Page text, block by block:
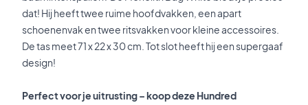
dat! Hij heeft twee ruime hoofdvakken, een apart
schoenenvak en twee ritsvakken voor kleine accessoires.
De tas meet 71 x 22 x 30 cm. Tot slot heeft hij een supergaaf
design!
Perfect voor je uitrusting – koop deze Hundred